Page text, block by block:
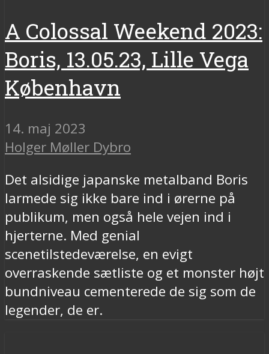
A Colossal Weekend 2023:
Boris, 13.05.23, Lille Vega
København
14. maj 2023
Holger Møller Dybro
Det alsidige japanske metalband Boris
larmede sig ikke bare ind i ørerne på
publikum, men også hele vejen ind i
hjerterne. Med genial
scenetilstedeværelse, en evigt
overraskende sætliste og et monster højt
bundniveau cementerede de sig som de
legender, de er.